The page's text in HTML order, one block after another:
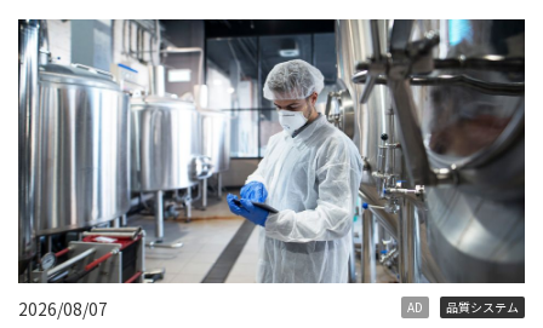
2026/08/07 AD 品質システム